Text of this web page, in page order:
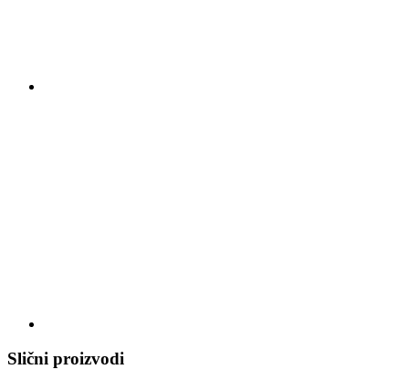
Slični proizvodi